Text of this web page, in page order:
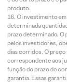
produto.
O investimento
determinada
prazo determinado. O
pelos investidores,
dias corridos. O preço
correspondente aos
função do prazo do
garantia. Essas